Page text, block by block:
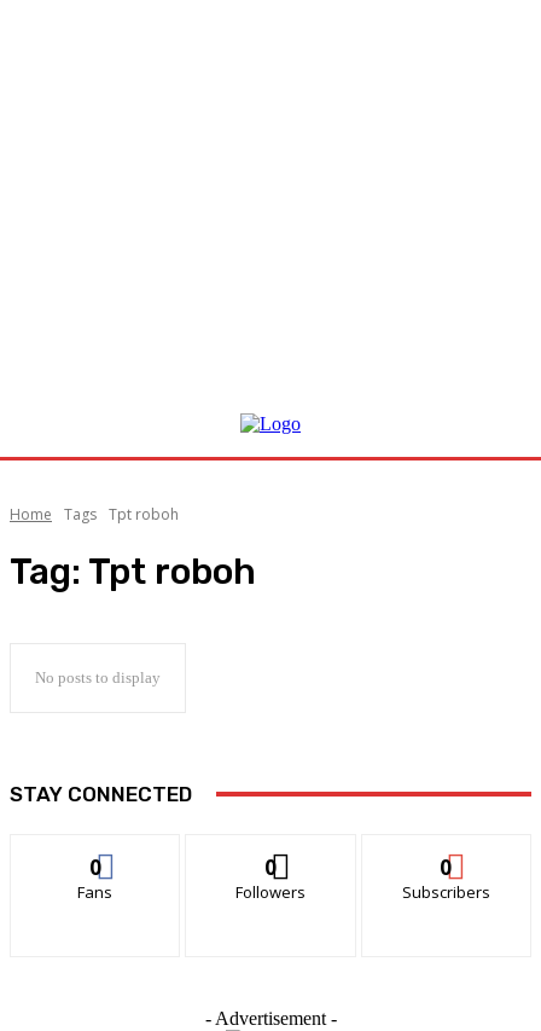
Home Tags Tpt roboh
Tag: Tpt roboh
No posts to display
STAY CONNECTED
0
Fans
0
Followers
0
Subscribers
- Advertisement -